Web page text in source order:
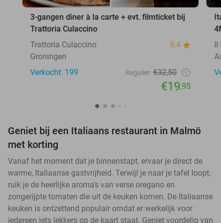
3-gangen diner à la carte + evt. filmticket bij
Trattoria Culaccino
Trattoria Culaccino
9.4
Groningen
Verkocht: 199
Regulier €32,50
€19,95
Geniet bij een Italiaans restaurant in Malmö
met korting
Vanaf het moment dat je binnenstapt, ervaar je direct de
warme, Italiaanse gastvrijheid. Terwijl je naar je tafel loopt,
ruik je de heerlijke aroma’s van verse oregano en
zongerijpte tomaten die uit de keuken komen. De Italiaanse
keuken is ontzettend populair omdat er werkelijk voor
iedereen iets lekkers op de kaart staat. Geniet voordelig van